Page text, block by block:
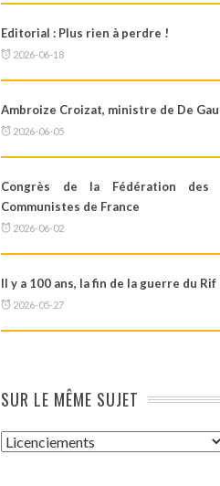
Editorial : Plus rien à perdre !
2026-06-18
Ambroize Croizat, ministre de De
2026-06-05
Congrès de la Fédération des
Communistes de France
2026-06-02
Il y a 100 ans, la fin de la guerre du Rif
2026-05-27
SUR LE MÊME SUJET